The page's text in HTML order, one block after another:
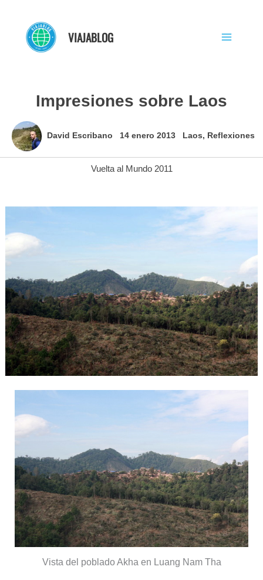
contenido
VIAJABLOG
Impresiones sobre Laos
David Escribano 14 enero 2013 Laos, Reflexiones
Vuelta al Mundo 2011
Vista del poblado Akha en Luang Nam Tha